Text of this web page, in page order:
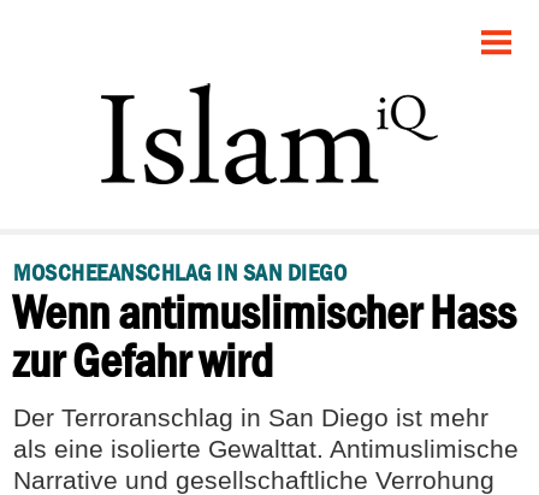
POLITIK
DEBATTE
PANORAMA
RECHT
FEUILLETON
MOSCHEEANSCHLAG IN SAN DIEGO
Wenn antimuslimischer Hass
zur Gefahr wird
Der Terroranschlag in San Diego ist mehr
als eine isolierte Gewalttat. Antimuslimische
Narrative und gesellschaftliche Verrohung